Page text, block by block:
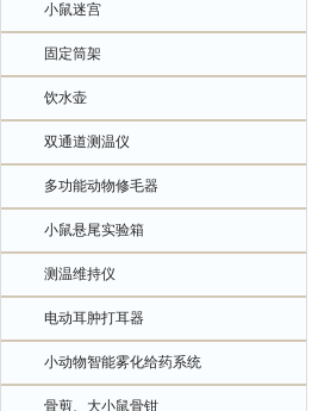
小鼠迷宫
固定筒架
饮水壶
双通道测温仪
多功能动物修毛器
小鼠悬尾实验箱
测温维持仪
电动耳肿打耳器
小动物智能雾化给药系统
骨剪、大小鼠骨钳